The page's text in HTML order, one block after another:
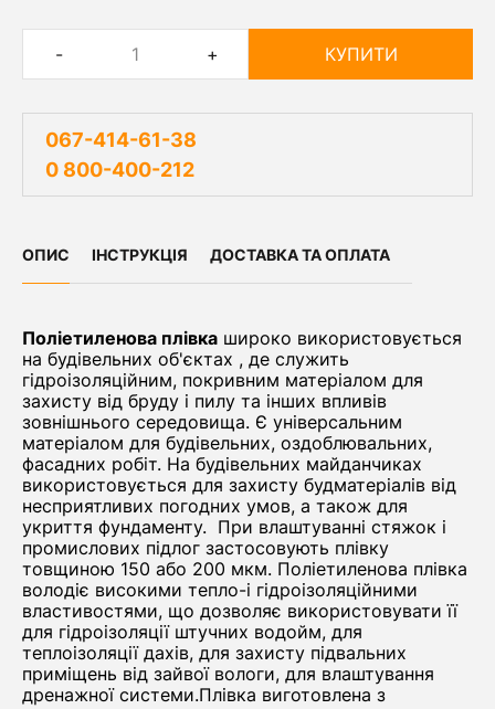
- + КУПИТИ
067-414-61-38
0 800-400-212
ОПИС ІНСТРУКЦІЯ ДОСТАВКА ТА ОПЛАТА
Поліетиленова плівка широко використовується
на будівельних об'єктах , де служить
гідроізоляційним, покривним матеріалом для
захисту від бруду і пилу та інших впливів
зовнішнього середовища. Є універсальним
матеріалом для будівельних, оздоблювальних,
фасадних робіт. На будівельних майданчиках
використовується для захисту будматеріалів від
несприятливих погодних умов, а також для
укриття фундаменту. При влаштуванні стяжок і
промислових підлог застосовують плівку
товщиною 150 або 200 мкм. Поліетиленова плівка
володіє високими тепло-і гідроізоляційними
властивостями, що дозволяє використовувати її
для гідроізоляції штучних водойм, для
теплоізоляції дахів, для захисту підвальних
приміщень від зайвої вологи, для влаштування
дренажної системи.Плівка виготовлена з